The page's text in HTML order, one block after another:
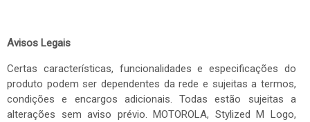
Avisos Legais
Certas características, funcionalidades e especificações do
produto podem ser dependentes da rede e sujeitas a termos,
condições e encargos adicionais. Todas estão sujeitas a
alterações sem aviso prévio. MOTOROLA, Stylized M Logo,